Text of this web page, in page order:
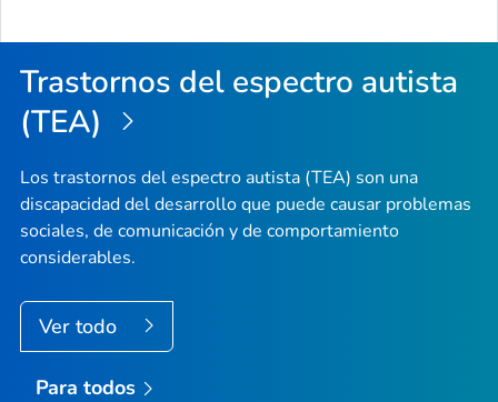
Trastornos del espectro autista
(TEA)
Los trastornos del espectro autista (TEA) son una
discapacidad del desarrollo que puede causar problemas
sociales, de comunicación y de comportamiento
considerables.
Ver todo
Para todos